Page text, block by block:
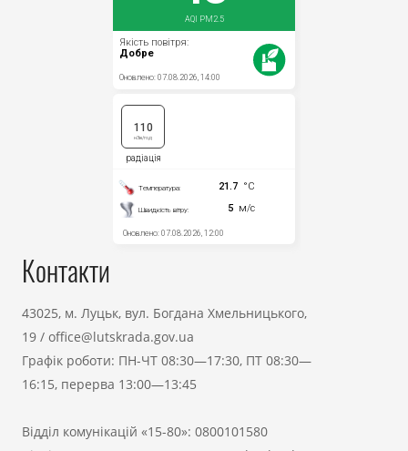
Контакти
43025, м. Луцьк, вул. Богдана Хмельницького,
19 / office@lutskrada.gov.ua
Графік роботи: ПН-ЧТ 08:30—17:30, ПТ 08:30—
16:15, перерва 13:00—13:45
Відділ комунікацій «15-80»: 0800101580